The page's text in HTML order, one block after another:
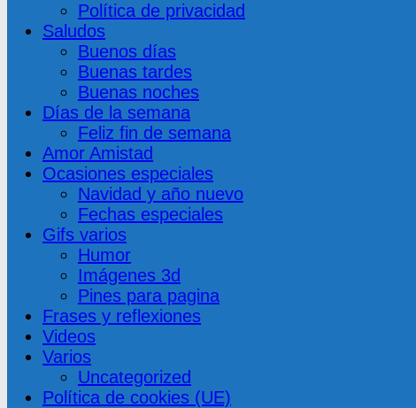
Política de privacidad
Saludos
Buenos días
Buenas tardes
Buenas noches
Días de la semana
Feliz fin de semana
Amor Amistad
Ocasiones especiales
Navidad y año nuevo
Fechas especiales
Gifs varios
Humor
Imágenes 3d
Pines para pagina
Frases y reflexiones
Videos
Varios
Uncategorized
Política de cookies (UE)